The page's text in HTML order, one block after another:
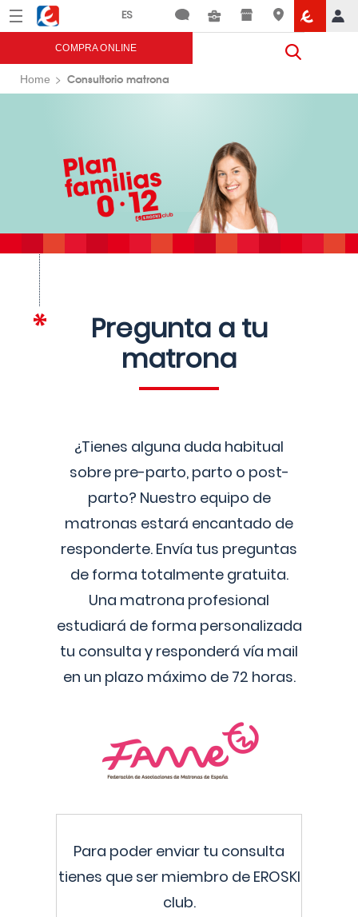
Menú Eroski
COMPRA ONLINE
Home Consultorio matrona
Pregunta a tu
matrona
¿Tienes alguna duda habitual
sobre pre-parto, parto o post-
parto? Nuestro equipo de
matronas estará encantado de
responderte. Envía tus preguntas
de forma totalmente gratuita.
Una matrona profesional
estudiará de forma personalizada
tu consulta y responderá vía mail
en un plazo máximo de 72 horas.
Para poder enviar tu consulta
tienes que ser miembro de EROSKI
club.